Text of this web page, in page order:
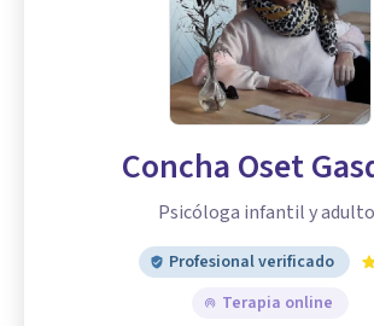
Concha Oset
Psicóloga infantil y
Profesional verificado
Terapia online